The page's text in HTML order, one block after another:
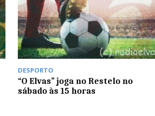
DESPORTO
“O Elvas” joga no Restelo no
sábado às 15 horas